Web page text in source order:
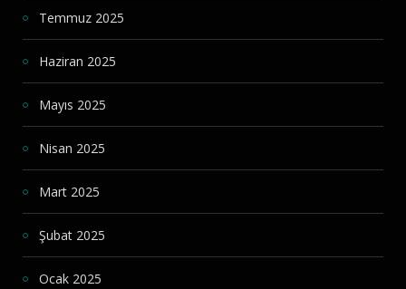
Temmuz 2025
Haziran 2025
Mayıs 2025
Nisan 2025
Mart 2025
Şubat 2025
Ocak 2025